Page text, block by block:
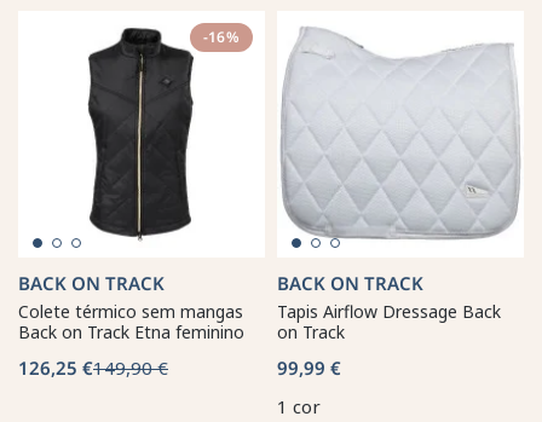
-16%
BACK ON TRACK
Colete térmico sem mangas
Back on Track Etna feminino
126,25 €149,90 €
BACK ON TRACK
Tapis Airflow Dressage Back
on Track
99,99 €
1 cor